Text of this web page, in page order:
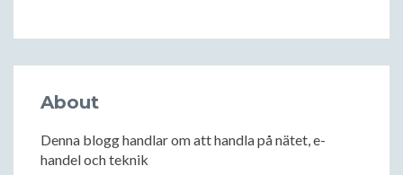
About
Denna blogg handlar om att handla på nätet, e-
handel och teknik